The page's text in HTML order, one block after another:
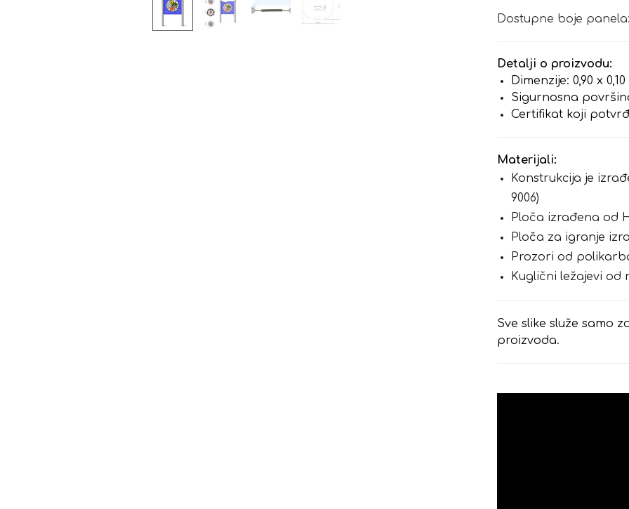
Dostupne boje
Detalji o proizvodu:
Dimenzije: 0,90 x
Sigurnosna
Certifikat koji
Materijali:
Konstrukcija je
9006)
Ploča izrađena od
Ploča za igranje
Prozori od
Kuglični ležajevi od
Sve slike služe samo
proizvoda.